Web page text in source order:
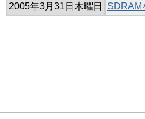
2005年3月31日木曜日
SDRAM